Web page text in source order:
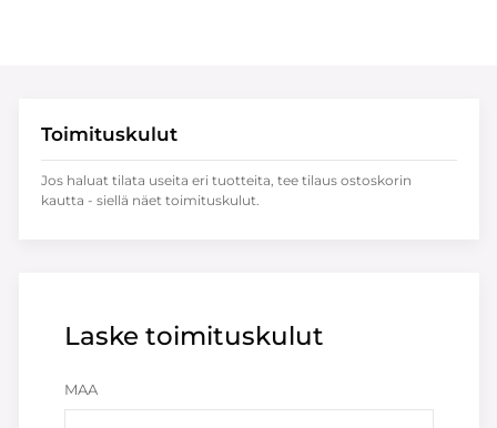
Laske toimituskulut
MAA
Toimituskulut
Jos haluat tilata useita eri tuotteita, tee tilaus ostoskorin
kautta - siellä näet toimituskulut.